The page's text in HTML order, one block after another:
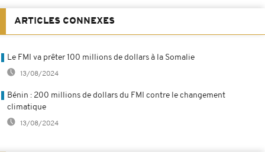
ARTICLES CONNEXES
Le FMI va prêter 100 millions de dollars à la Somalie
13/08/2024
Bénin : 200 millions de dollars du FMI contre le changement
climatique
13/08/2024